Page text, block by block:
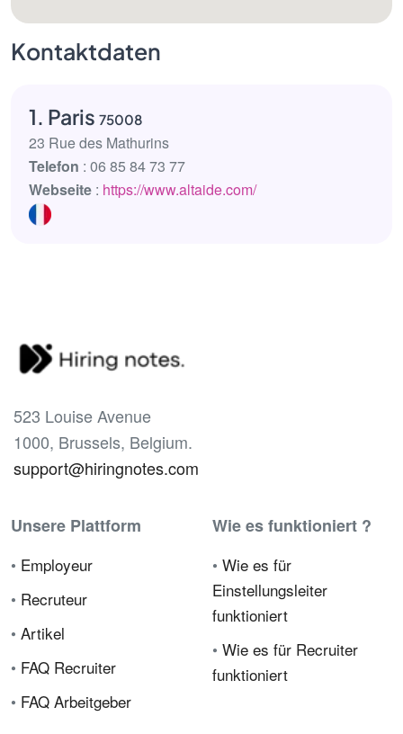
Kontaktdaten
1. Paris 75008
23 Rue des Mathurins
Telefon : 06 85 84 73 77
Webseite : https://www.altaide.com/
523 Louise Avenue
1000, Brussels, Belgium.
support@hiringnotes.com
Unsere Plattform
• Employeur
• Recruteur
• Artikel
• FAQ Recruiter
• FAQ Arbeitgeber
Wie es funktioniert ?
• Wie es für
Einstellungsleiter
funktioniert
• Wie es für Recruiter
funktioniert